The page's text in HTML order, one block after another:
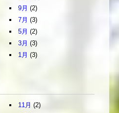
9月 (2)
7月 (3)
5月 (2)
3月 (3)
1月 (3)
11月 (2)